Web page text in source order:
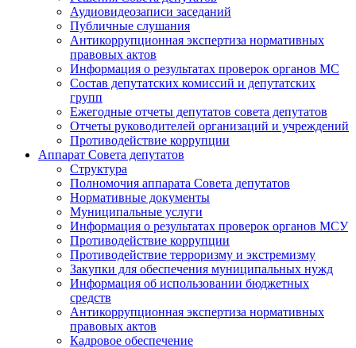
Аудиовидеозаписи заседаний
Публичные слушания
Антикоррупционная экспертиза нормативных
правовых актов
Информация о результатах проверок органов МС
Состав депутатских комиссий и депутатских
групп
Ежегодные отчеты депутатов совета депутатов
Отчеты руководителей организаций и учреждений
Противодействие коррупции
Аппарат Совета депутатов
Структура
Полномочия аппарата Совета депутатов
Нормативные документы
Муниципальные услуги
Информация о результатах проверок органов МСУ
Противодействие коррупции
Противодействие терроризму и экстремизму
Закупки для обеспечения муниципальных нужд
Информация об использовании бюджетных
средств
Антикоррупционная экспертиза нормативных
правовых актов
Кадровое обеспечение